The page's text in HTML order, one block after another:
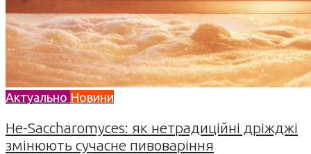
Актуально Новини
Не-Saccharomyces: як нетрадиційні дріжджі
змінюють сучасне пивоваріння